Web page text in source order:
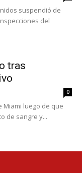
suspendió de
del
tras
0
luego de que
de sangre y...